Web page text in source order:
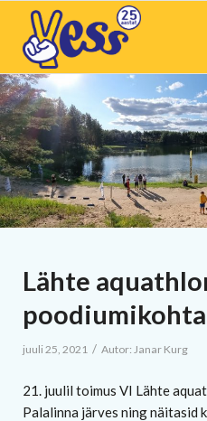
Lähte
juuli 25, 2021 / Autor: Janar Kurg
21. juulil toimus VI Lähte
Palalinna järves ning näitasid